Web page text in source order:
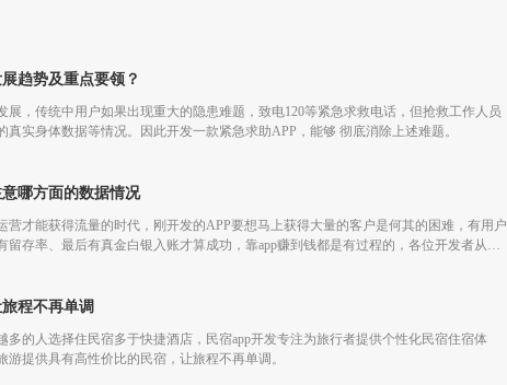
趋势及重点要领？
展，传统中用户如果出现重大的隐患难题，致电120等紧急求救电话，但抢救工作人员
真实身体数据等情况。因此开发一款紧急求助APP，能够 彻底消除上述难题。
哪方面的数据情况
营才能获得流量的时代，刚开发的APP要想马上获得大量的客户是何其的困难，有用户
留存率、最后有真金白银入账才算成功，靠app赚到钱都是有过程的，各位开发者从开
程不再单调
多的人选择住民宿多于快捷酒店，民宿app开发专注为旅行者提供个性化民宿住宿体
游提供具有高性价比的民宿，让旅程不再单调。